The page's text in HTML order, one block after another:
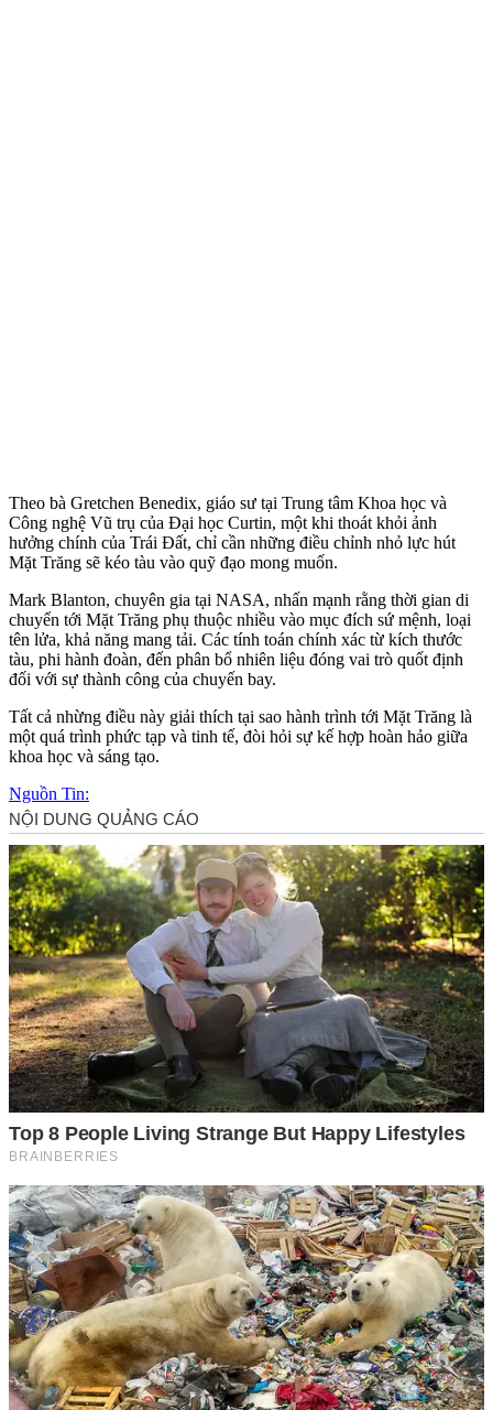
Theo bà Gretchen Benedix, giáo sư tại Trung tâm Khoa học và
Công nghệ Vũ trụ của Đại học Curtin, một khi thoát khỏi ảnh
hưởng chính của Trái Đất, chỉ cần những điều chỉnh nhỏ lực hút
Mặt Trăng sẽ kéo tàu vào quỹ đạo mong muốn.
Mark Blanton, chuyên gia tại NASA, nhấn mạnh rằng thời gian di
chuyển tới Mặt Trăng phụ thuộc nhiều vào mục đích sứ mệnh, loại
tên lửa, khả năng mang tải. Các tính toán chính xác từ kích thước
tàu, phi hành đoàn, đến phân bổ nhiên liệu đóng vai trò quốt định
đối với sự thành công của chuyến bay.
Tất cả nhừng điều này giải thích tại sao hành trình tới Mặt Trăng là
một quá trình phức tạp và tinh tế, đòi hỏi sự kế hợp hoàn hảo giữa
khoa học và sáng tạo.
Nguồn Tin: